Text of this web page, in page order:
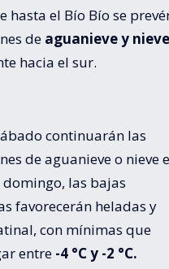
hasta el Bío Bío se
de aguanieve y
hacia el sur.
continuarán las
de aguanieve o nieve
domingo, las bajas
favorecerán heladas y
con mínimas que
entre -4 °C y -2 °C.